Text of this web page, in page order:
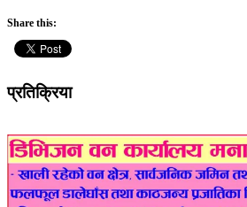
Share this:
प्रतिक्रिया